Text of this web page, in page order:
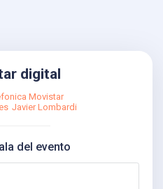
digital
Movistar
Javier Lombardi
del evento